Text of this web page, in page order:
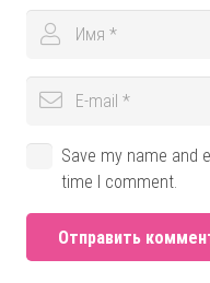
Save my name and
time I comment.
Отправить